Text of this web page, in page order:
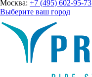
Москва: +7 (495) 602-95-73
Выберите ваш город